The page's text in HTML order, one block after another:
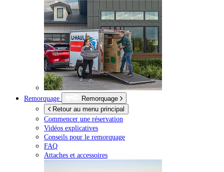
Remorquage
Remorquage
Retour au menu principal
Commencer une réservation
Vidéos explicatives
Conseils pour le remorquage
FAQ
Attaches et accessoires